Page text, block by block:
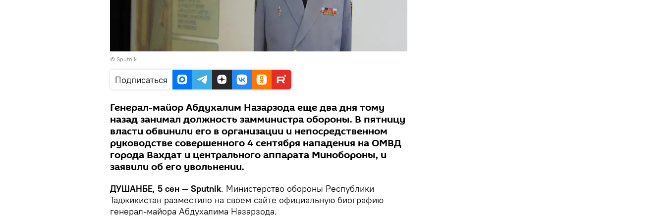
© Sputnik
Подписаться
Генерал-майор Абдухалим Назарзода еще два дня тому
назад занимал должность замминистра обороны. В пятницу
власти обвинили его в организации и непосредственном
руководстве совершенного 4 сентября нападения на ОМВД
города Вахдат и центрального аппарата Минобороны, и
заявили об его увольнении.
ДУШАНБЕ, 5 сен — Sputnik. Министерство обороны Республики
Таджикистан разместило на своем сайте официальную биографию
генерал-майора Абдухалима Назарзода.